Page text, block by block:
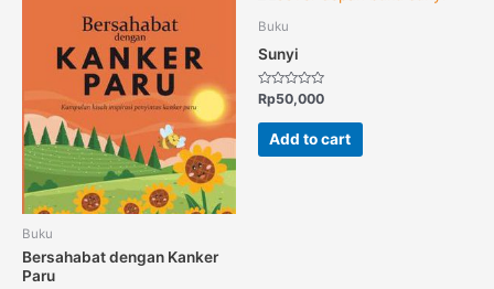
Buku
Bersahabat dengan Kanker
Paru
Buku
Sunyi
Rated
out
Rp50,000
Add to cart